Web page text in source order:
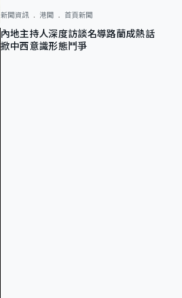
新聞資訊 港聞 首頁新聞
內地主持人深度訪談名導路蘭成熱話
掀中西意識形態鬥爭